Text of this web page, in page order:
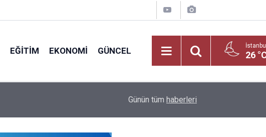
EĞITIM EKONOMI GÜNCEL 26
İlkokul ve Ortaokullarda Nakil Dönemi Başladı:
Günün tüm haberleri